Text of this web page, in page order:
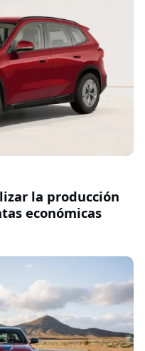
la producción
económicas